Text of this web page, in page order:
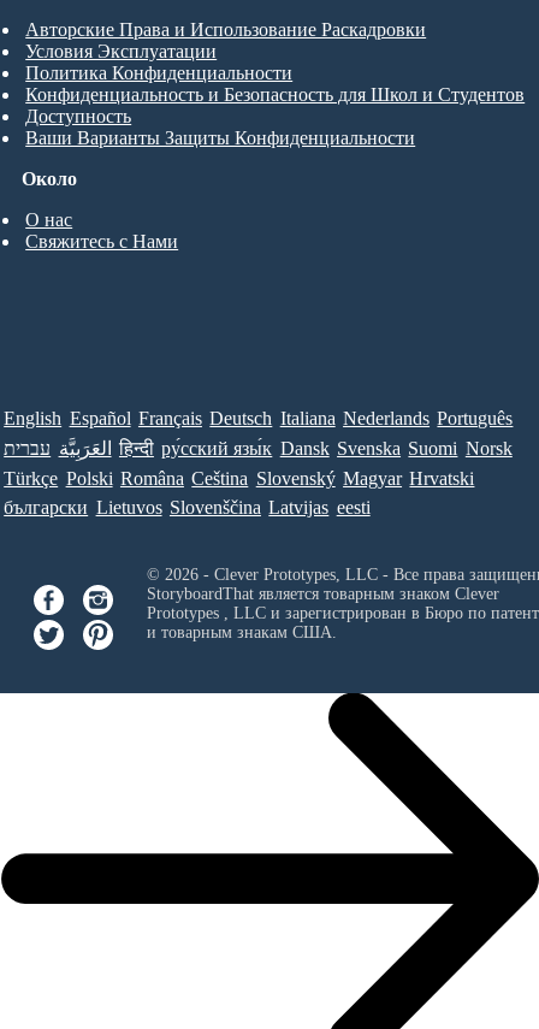
Около
О нас
Свяжитесь с Нами
Авторские Права и Использование Раскадровки
Условия Эксплуатации
Политика Конфиденциальности
Конфиденциальность и Безопасность для Школ и Студентов
Доступность
Ваши Варианты Защиты Конфиденциальности
English Español Français Deutsch Italiana Nederlands Português
עברית العَرَبِيَّة हिन्दी ру́сский язы́к Dansk Svenska Suomi Norsk
Türkçe Polski Româna Ceština Slovenský Magyar Hrvatski
български Lietuvos Slovenščina Latvijas eesti
© 2026 - Clever Prototypes, LLC - Все права
StoryboardThat является товарным знаком Clever
Prototypes , LLCи зарегистрирован в Бюро по
и товарным знакам США.